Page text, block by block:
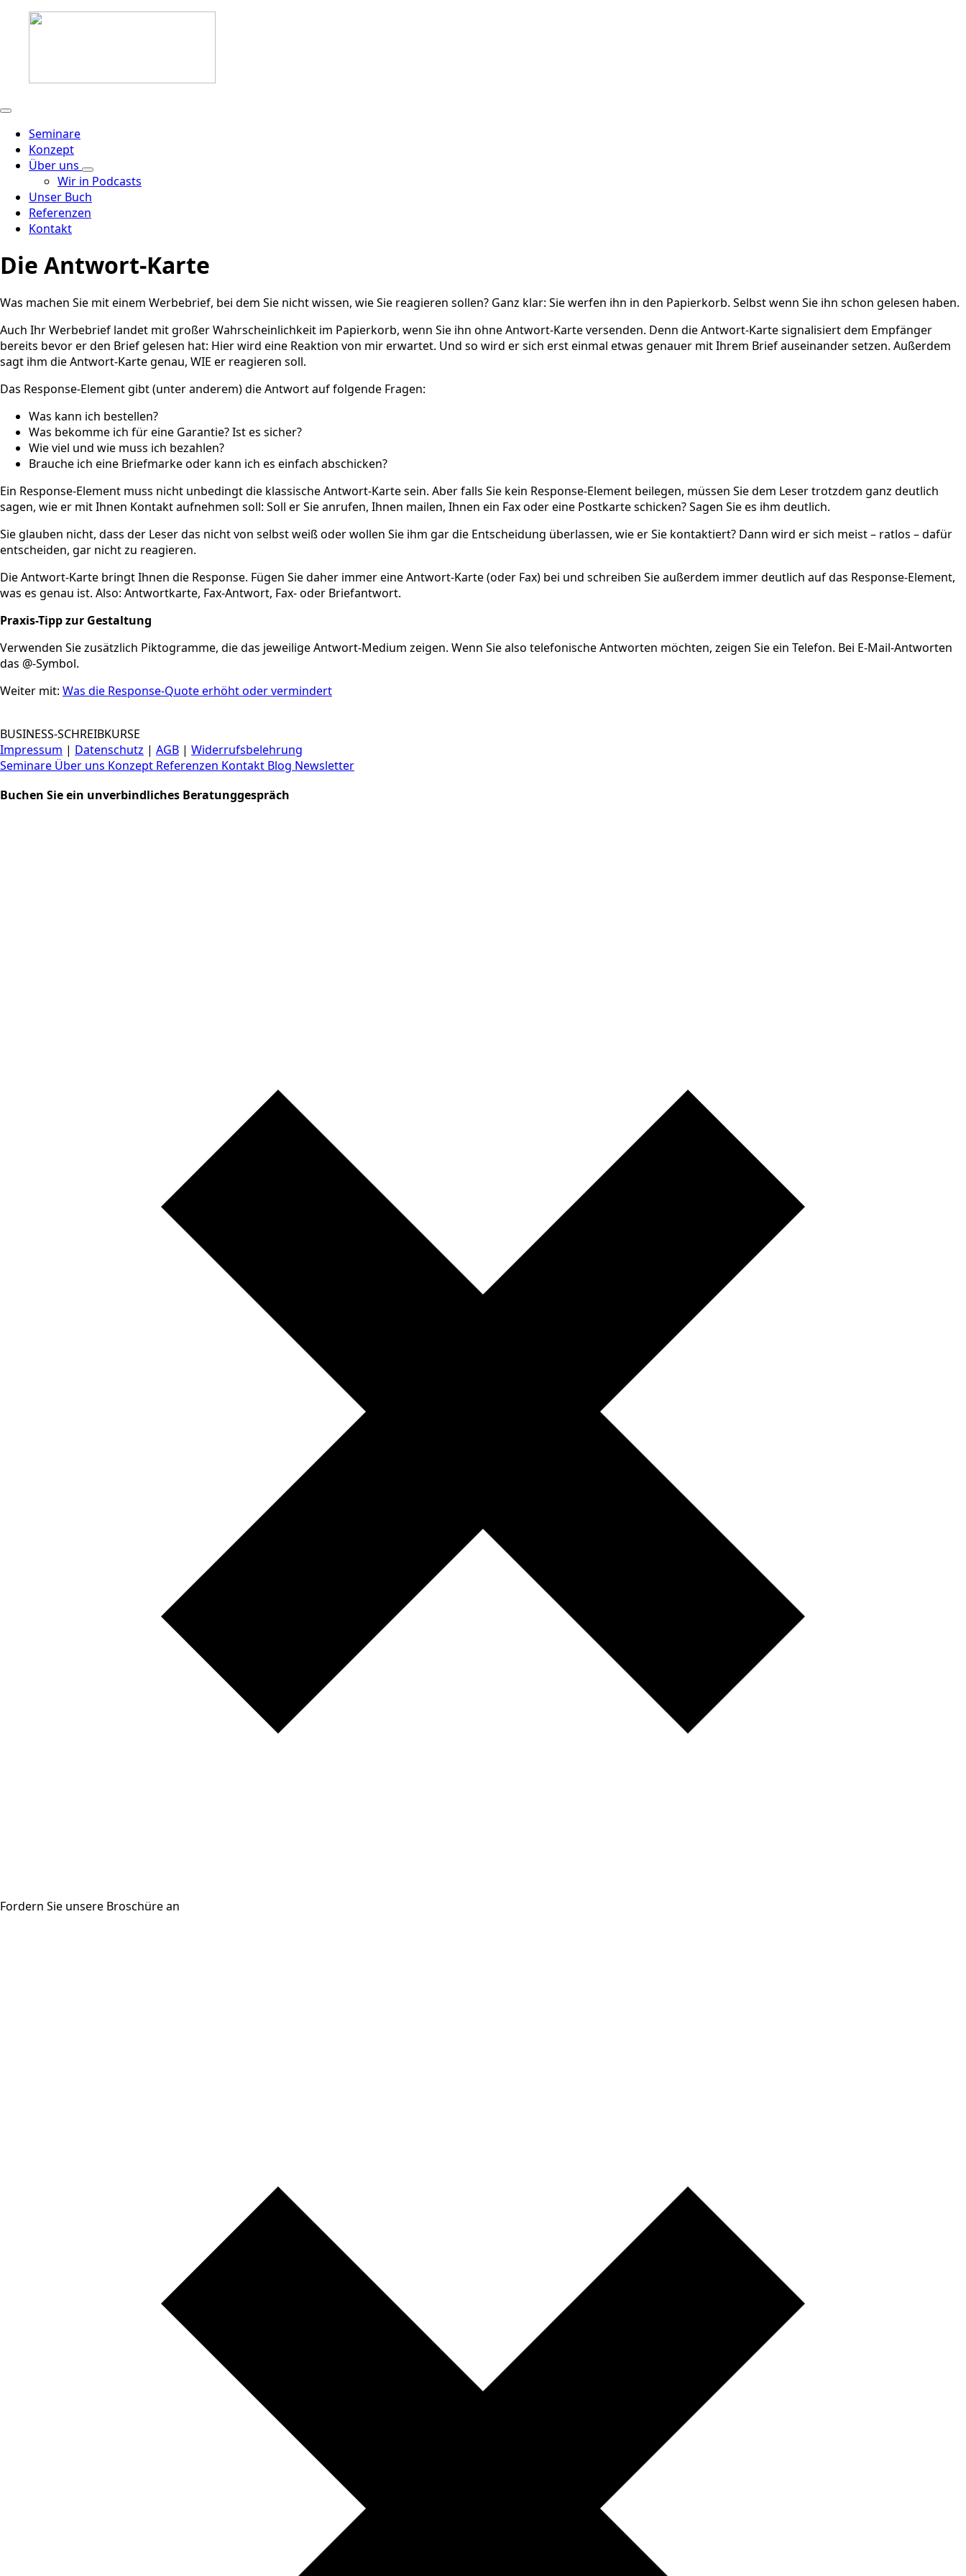
Seminare
Konzept
Über uns
Wir in Podcasts
Unser Buch
Referenzen
Kontakt
Die Antwort-Karte
Was machen Sie mit einem Werbebrief, bei dem Sie nicht wissen, wie Sie reagieren sollen? Ganz klar: Sie werfen ihn in den Papierkorb. Selbst wenn Sie ihn schon gelesen haben.
Auch Ihr Werbebrief landet mit großer Wahrscheinlichkeit im Papierkorb, wenn Sie ihn ohne Antwort-Karte versenden. Denn die Antwort-Karte signalisiert dem Empfänger
bereits bevor er den Brief gelesen hat: Hier wird eine Reaktion von mir erwartet. Und so wird er sich erst einmal etwas genauer mit Ihrem Brief auseinander setzen. Außerdem
sagt ihm die Antwort-Karte genau, WIE er reagieren soll.
Das Response-Element gibt (unter anderem) die Antwort auf folgende Fragen:
Was kann ich bestellen?
Was bekomme ich für eine Garantie? Ist es sicher?
Wie viel und wie muss ich bezahlen?
Brauche ich eine Briefmarke oder kann ich es einfach abschicken?
Ein Response-Element muss nicht unbedingt die klassische Antwort-Karte sein. Aber falls Sie kein Response-Element beilegen, müssen Sie dem Leser trotzdem ganz deutlich
sagen, wie er mit Ihnen Kontakt aufnehmen soll: Soll er Sie anrufen, Ihnen mailen, Ihnen ein Fax oder eine Postkarte schicken? Sagen Sie es ihm deutlich.
Sie glauben nicht, dass der Leser das nicht von selbst weiß oder wollen Sie ihm gar die Entscheidung überlassen, wie er Sie kontaktiert? Dann wird er sich meist – ratlos – dafür
entscheiden, gar nicht zu reagieren.
Die Antwort-Karte bringt Ihnen die Response. Fügen Sie daher immer eine Antwort-Karte (oder Fax) bei und schreiben Sie außerdem immer deutlich auf das Response-Element,
was es genau ist. Also: Antwortkarte, Fax-Antwort, Fax- oder Briefantwort.
Praxis-Tipp zur Gestaltung
Verwenden Sie zusätzlich Piktogramme, die das jeweilige Antwort-Medium zeigen. Wenn Sie also telefonische Antworten möchten, zeigen Sie ein Telefon. Bei E-Mail-Antworten
das @-Symbol.
Weiter mit: Was die Response-Quote erhöht oder vermindert
BUSINESS-SCHREIBKURSE
Impressum | Datenschutz | AGB | Widerrufsbelehrung
Seminare Über uns Konzept Referenzen Kontakt Blog Newsletter
Buchen Sie ein unverbindliches Beratunggespräch
Fordern Sie unsere Broschüre an